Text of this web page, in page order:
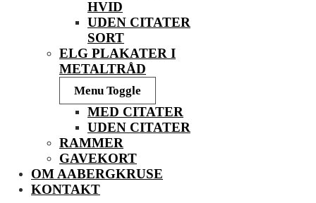
HVID
UDEN CITATER
SORT
ELG PLAKATER I
METALTRÅD
Menu Toggle
MED CITATER
UDEN CITATER
RAMMER
GAVEKORT
OM AABERGKRUSE
KONTAKT